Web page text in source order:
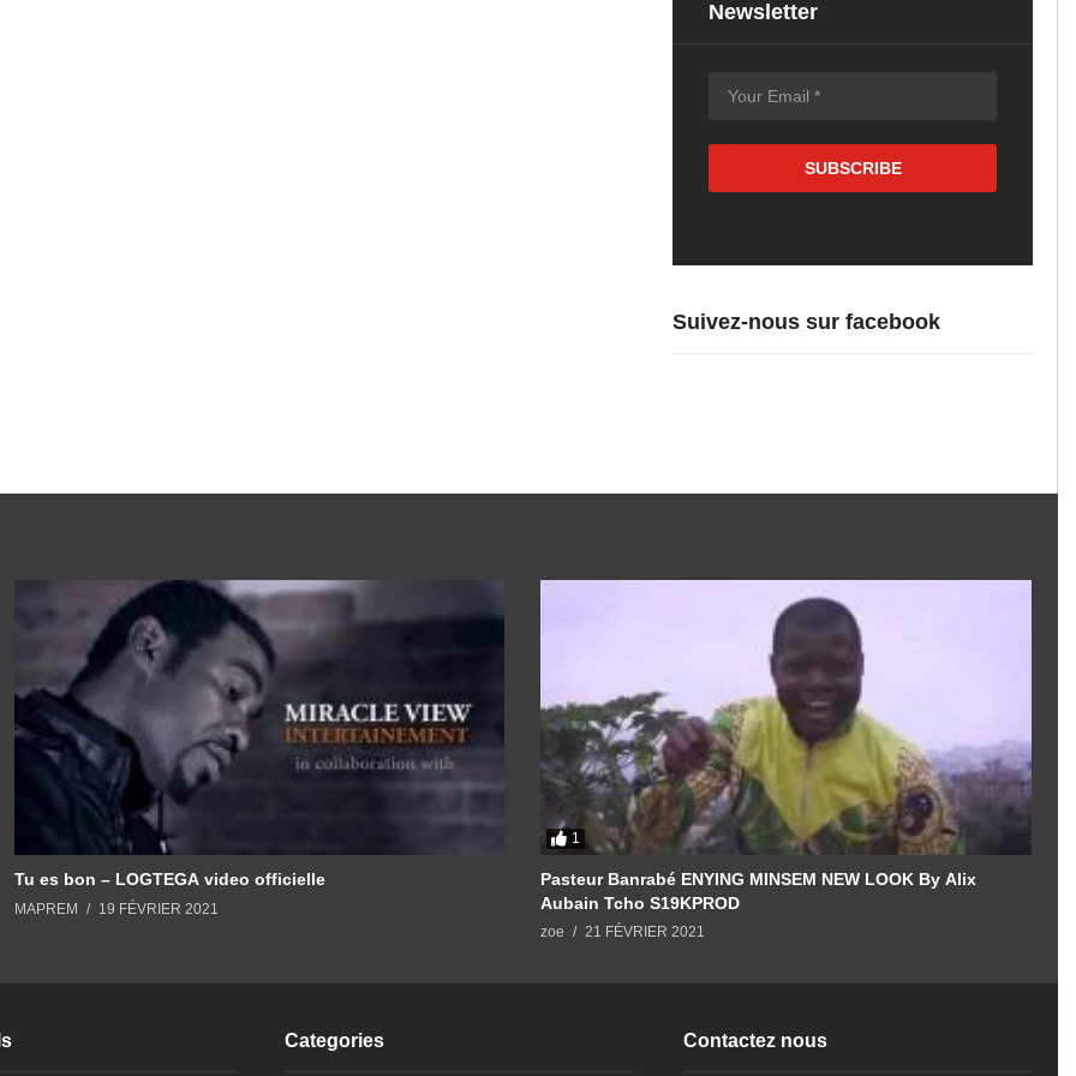
Newsletter
Suivez-nous sur facebook
Tu es bon – LOGTEGA video officielle
MAPREM 19 FÉVRIER 2021
1
Pasteur Banrabé ENYING MINSEM NEW LOOK By Alix
Aubain Tcho S19KPROD
zoe 21 FÉVRIER 2021
Categories Contactez nous